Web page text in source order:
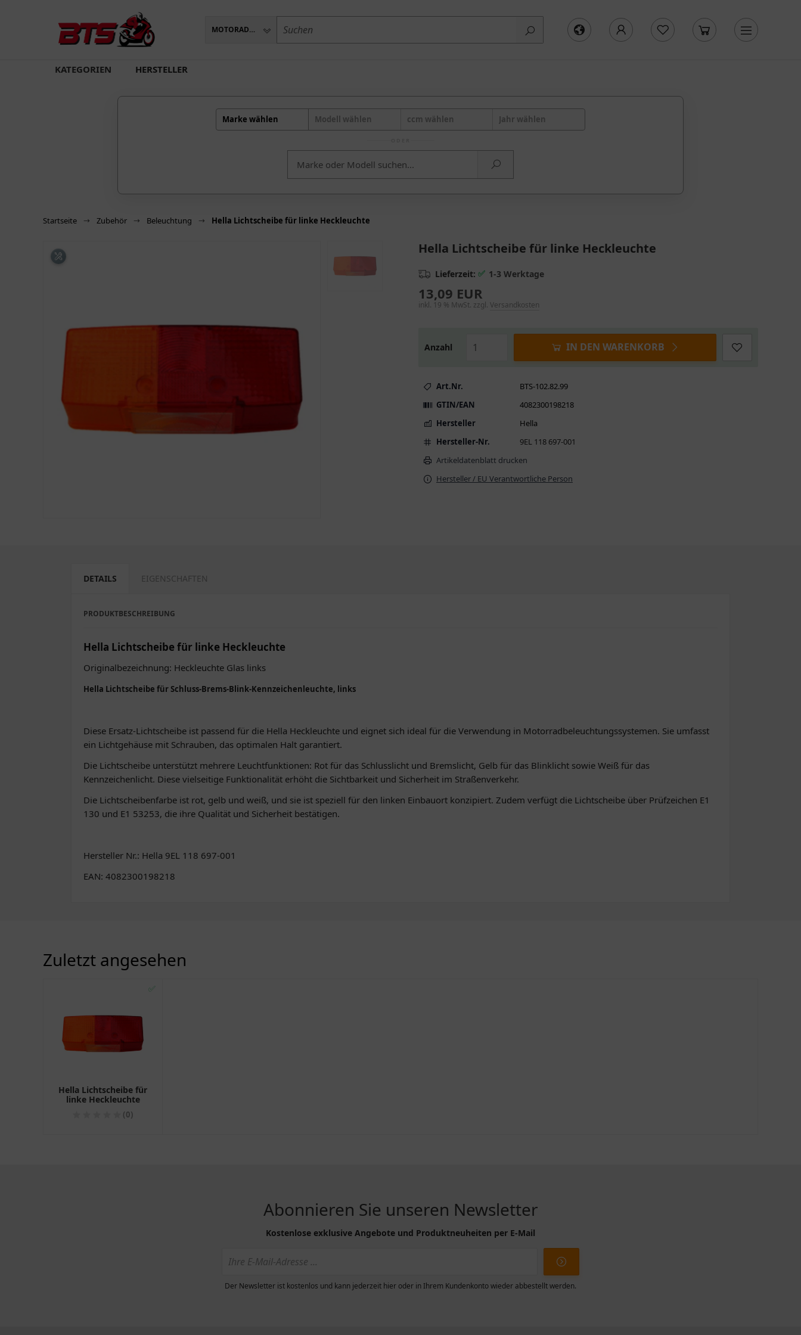
MOTORADTEILE
KATEGORIEN HERSTELLER
Marke wählen Modell wählen ccm wählen Jahr wählen
Startseite Zubehör Beleuchtung Hella Lichtscheibe für linke Heckleuchte
Hella Lichtscheibe für linke Heckleuchte
Lieferzeit: ✅ 1-3 Werktage
13,09 EUR
inkl. 19 % MwSt. zzgl. Versandkosten
Anzahl IN DEN WARENKORB
Art.Nr.
BTS-102.82.99
GTIN/EAN
4082300198218
Hersteller
Hella
Hersteller-Nr.
9EL 118 697-001
Artikeldatenblatt drucken
Hersteller / EU Verantwortliche Person
DETAILS EIGENSCHAFTEN
PRODUKTBESCHREIBUNG
Hella Lichtscheibe für linke Heckleuchte
Originalbezeichnung: Heckleuchte Glas links
Hella Lichtscheibe für Schluss-Brems-Blink-Kennzeichenleuchte, links
Diese Ersatz-Lichtscheibe ist passend für die Hella Heckleuchte und eignet sich ideal für die Verwendung in Motorradbeleuchtungssystemen. Sie umfasst
ein Lichtgehäuse mit Schrauben, das optimalen Halt garantiert.
Die Lichtscheibe unterstützt mehrere Leuchtfunktionen: Rot für das Schlusslicht und Bremslicht, Gelb für das Blinklicht sowie Weiß für das
Kennzeichenlicht. Diese vielseitige Funktionalität erhöht die Sichtbarkeit und Sicherheit im Straßenverkehr.
Die Lichtscheibenfarbe ist rot, gelb und weiß, und sie ist speziell für den linken Einbauort konzipiert. Zudem verfügt die Lichtscheibe über Prüfzeichen E1
130 und E1 53253, die ihre Qualität und Sicherheit bestätigen.
Hersteller Nr.: Hella 9EL 118 697-001
EAN: 4082300198218
Zuletzt angesehen
✅
Hella Lichtscheibe für
linke Heckleuchte
(0)
Abonnieren Sie unseren Newsletter
Kostenlose exklusive Angebote und Produktneuheiten per E-Mail
Der Newsletter ist kostenlos und kann jederzeit hier oder in Ihrem Kundenkonto wieder abbestellt werden.